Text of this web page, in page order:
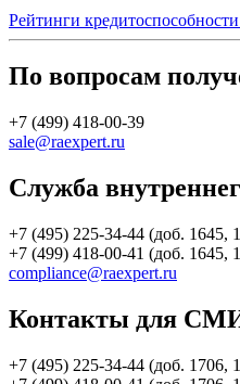
Рейтинги
По вопросам
+7 (499) 418-00-39
sale@raexpert.ru
Служба
+7 (495) 225-34-44 (доб. 1645,
+7 (499) 418-00-41 (доб. 1645,
compliance@raexpert.ru
Контакты для
+7 (495) 225-34-44 (доб. 1706,